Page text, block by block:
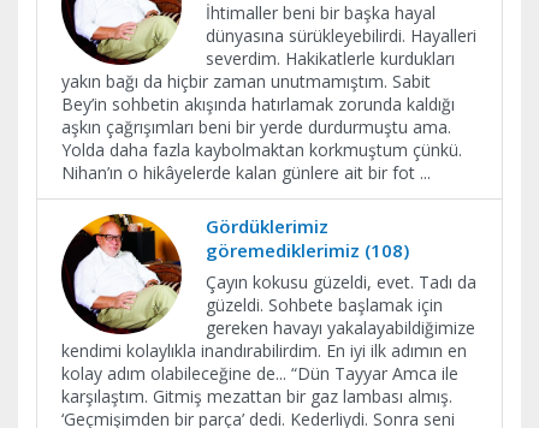
İhtimaller beni bir başka hayal
dünyasına sürükleyebilirdi. Hayalleri
severdim. Hakikatlerle kurdukları
yakın bağı da hiçbir zaman unutmamıştım. Sabit
Bey’in sohbetin akışında hatırlamak zorunda kaldığı
aşkın çağrışımları beni bir yerde durdurmuştu ama.
Yolda daha fazla kaybolmaktan korkmuştum çünkü.
Nihan’ın o hikâyelerde kalan günlere ait bir fot ...
Gördüklerimiz
göremediklerimiz (108)
Çayın kokusu güzeldi, evet. Tadı da
güzeldi. Sohbete başlamak için
gereken havayı yakalayabildiğimize
kendimi kolaylıkla inandırabilirdim. En iyi ilk adımın en
kolay adım olabileceğine de... “Dün Tayyar Amca ile
karşılaştım. Gitmiş mezattan bir gaz lambası almış.
‘Geçmişimden bir parça’ dedi. Kederliydi. Sonra seni